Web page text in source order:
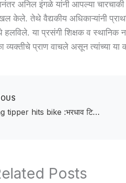
अनिल इंगळे यांनी आपल्या चारचाकी
केले. तेथे वैद्यकीय अधिकाऱ्यांनी
हलविले. या प्रसंगी शिक्षक व स्थानिक
व्यक्तीचे प्राण वाचले असून त्यांच्या या
Speeding tipper hits bike :भरधाव टिप्परची दुचाकीला धडक; तरोडा येथील वृद्धाचा जागीच मृत्यू
Posts